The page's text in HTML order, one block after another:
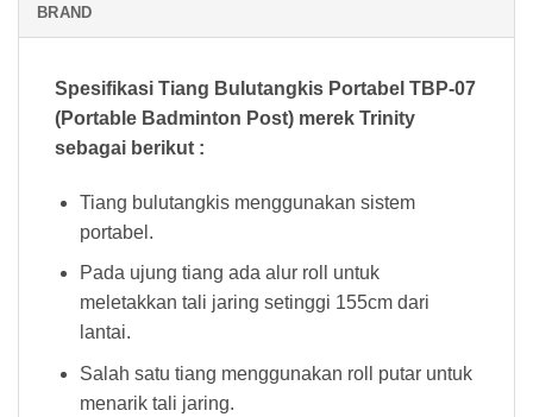
BRAND
Spesifikasi Tiang Bulutangkis Portabel TBP-07
(Portable Badminton Post) merek Trinity
sebagai berikut :
Tiang bulutangkis menggunakan sistem
portabel.
Pada ujung tiang ada alur roll untuk
meletakkan tali jaring setinggi 155cm dari
lantai.
Salah satu tiang menggunakan roll putar untuk
menarik tali jaring.